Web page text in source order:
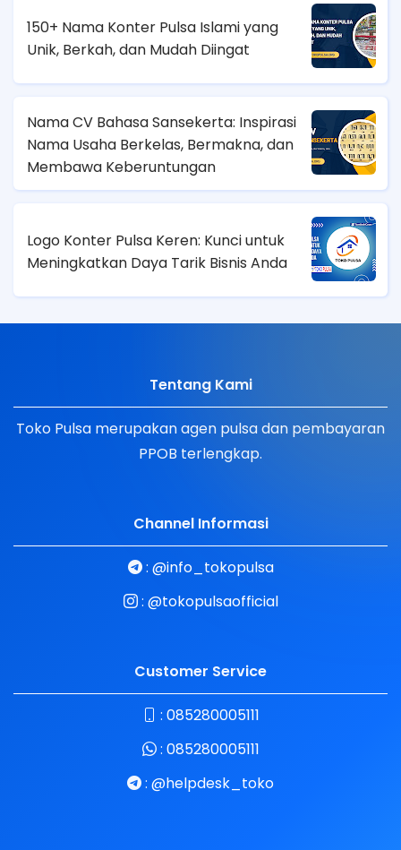
150+ Nama Konter Pulsa Islami yang
Unik, Berkah, dan Mudah Diingat
Nama CV Bahasa Sansekerta: Inspirasi
Nama Usaha Berkelas, Bermakna, dan
Membawa Keberuntungan
Logo Konter Pulsa Keren: Kunci untuk
Meningkatkan Daya Tarik Bisnis Anda
Tentang Kami
Toko Pulsa merupakan agen pulsa dan pembayaran
PPOB terlengkap.
Channel Informasi
: @info_tokopulsa
: @tokopulsaofficial
Customer Service
: 085280005111
: 085280005111
: @helpdesk_toko